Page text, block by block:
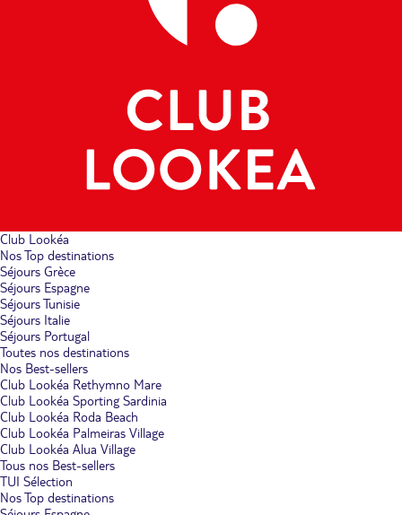
Club Lookéa
Nos Top destinations
Séjours Grèce
Séjours Espagne
Séjours Tunisie
Séjours Italie
Séjours Portugal
Toutes nos destinations
Nos Best-sellers
Club Lookéa Rethymno Mare
Club Lookéa Sporting Sardinia
Club Lookéa Roda Beach
Club Lookéa Palmeiras Village
Club Lookéa Alua Village
Tous nos Best-sellers
TUI Sélection
Nos Top destinations